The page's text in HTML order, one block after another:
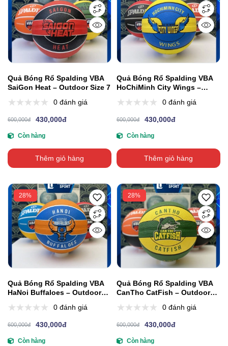
Quả Bóng Rổ Spalding VBA
SaiGon Heat – Outdoor Size 7
0 đánh giá
600,000đ 430,000đ
Còn hàng
Thêm giỏ hàng
Quả Bóng Rổ Spalding VBA
HoChiMinh City Wings –
0 đánh giá
600,000đ 430,000đ
Còn hàng
Thêm giỏ hàng
28%
Quả Bóng Rổ Spalding VBA
HaNoi Buffaloes – Outdoor
0 đánh giá
600,000đ 430,000đ
Còn hàng
28%
Quả Bóng Rổ Spalding VBA
CanTho CatFish – Outdoor
0 đánh giá
600,000đ 430,000đ
Còn hàng